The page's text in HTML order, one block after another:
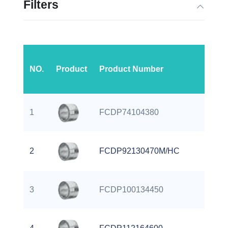
Filters
NO. Product Product Number
1 FCDP74104380
2 FCDP92130470M/HC
3 FCDP100134450